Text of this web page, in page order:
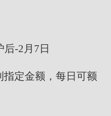
-2月7日
定金额，每日可额